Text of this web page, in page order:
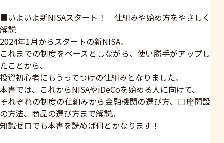
■いよいよ新NISAスタート！ 仕組みや始め方をやさしく
解説
2024年1月からスタートの新NISA。
これまでの制度をベースとしながら、使い勝手がアップし
たことから、
投資初心者にもうってつけの仕組みとなりました。
本書では、これからNISAやiDeCoを始める人に向けて、
それぞれの制度の仕組みから金融機関の選び方、口座開設
の方法、商品の選び方まで解説。
知識ゼロでも本書を読めば何とかなります！